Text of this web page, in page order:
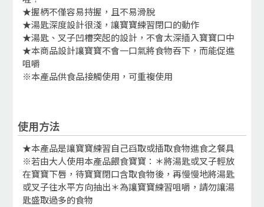
★握柄不僅容易持握，且不易滑脫
★湯匙深度設計很淺，讓寶寶練習閉口的動作
★湯匙、叉子凹槽突起的設計，不會太深插入寶寶口中
★本商品設計讓寶寶不會一口氣將食物吞下，而能促進
咀嚼
※本產品供食品接觸使用，可重複使用
使用方法
★本產品是讓寶寶練習自己舀取或插取食物進食之餐具
※若由大人使用本產品餵食寶寶：＊將湯匙或叉子輕放
在寶寶下唇，待寶寶閉口含取食物後，再慢慢地將湯匙
或叉子往水平方向抽出＊為讓寶寶練習咀嚼，請勿讓湯
匙盛取過多的食物